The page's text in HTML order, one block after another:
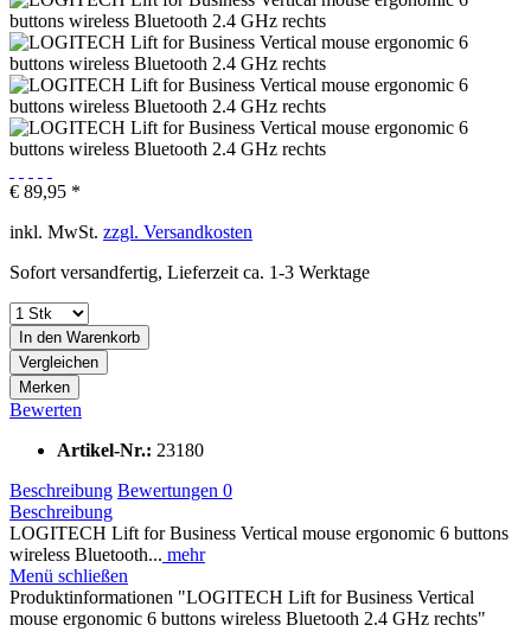
€ 89,95 *
inkl. MwSt. zzgl. Versandkosten
Sofort versandfertig, Lieferzeit ca. 1-3 Werktage
In den Warenkorb
Vergleichen
Merken
Bewerten
Artikel-Nr.: 23180
Beschreibung Bewertungen 0
Beschreibung
LOGITECH Lift for Business Vertical mouse ergonomic 6 buttons
wireless Bluetooth... mehr
Menü schließen
Produktinformationen "LOGITECH Lift for Business Vertical
mouse ergonomic 6 buttons wireless Bluetooth 2.4 GHz rechts"